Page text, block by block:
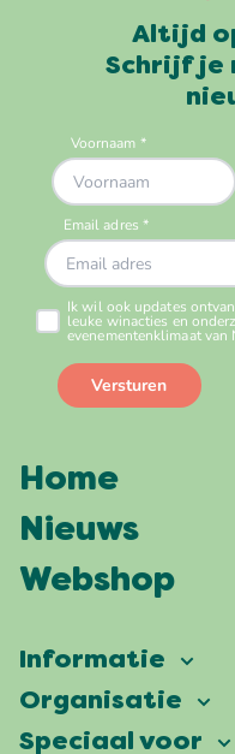
Altijd
Schrijf je
Home
Nieuws
Webshop
Informatie
Vierdaagsefeesten
Veelgestelde vragen
Organisatie
Onze ambitie
Speciaal voor